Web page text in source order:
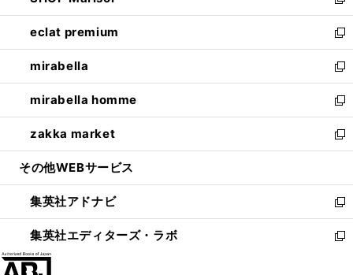
開
く
ウ
で
開
く
ン
ド
ウ
で
開
く
ウ
ィ
ン
ド
ウ
で
開
く
し
い
ウ
ィ
ン
ド
ウ
で
開
eclat premium
新
し
い
ウ
ィ
ン
ド
ウ
開
く
mirabella
新
し
い
ウ
ィ
ン
ウ
で
開
く
mirabella homme
新
し
い
ウ
ン
ド
ウ
で
zakka market
新
し
ウ
ィ
ン
ド
その他WEBサービス
集英社アドナビ
新
し
い
集英社エディターズ・ラボ
新